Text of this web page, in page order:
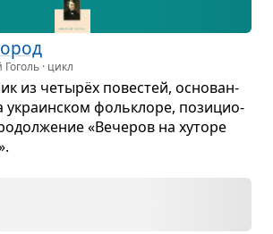
· цикл
из четырёх пове­стей, осно­ван­
укра­ин­ском фольк­лоре, пози­ци­о­
«Вече­ров на хуторе